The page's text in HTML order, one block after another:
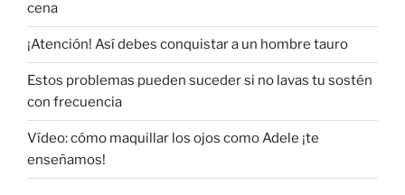
cena
¡Atención! Así debes conquistar a un hombre tauro
Estos problemas pueden suceder si no lavas tu sostén
con frecuencia
Vídeo: cómo maquillar los ojos como Adele ¡te
enseñamos!